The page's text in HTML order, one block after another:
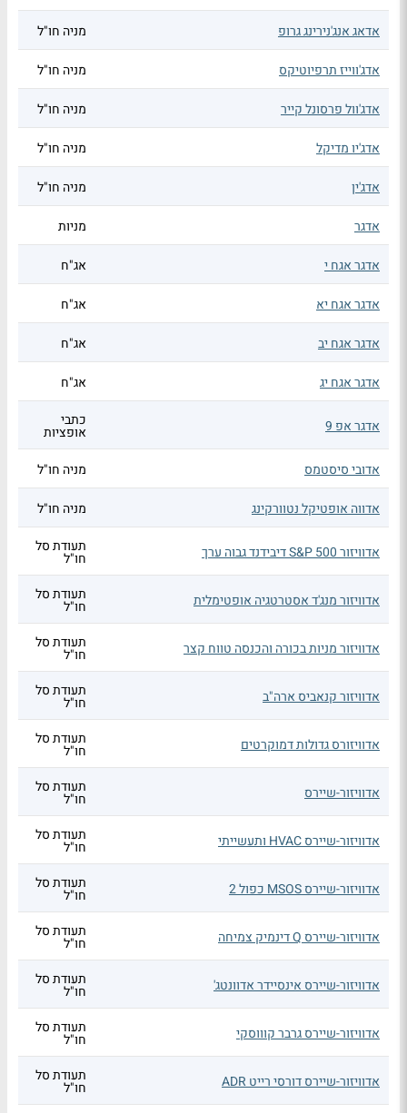
אדאג אנג'נירינג גרופ מניה חו"ל
אדג'ווייז תרפיוטיקס מניה חו"ל
אדג'וול פרסונל קייר מניה חו"ל
אדג'יו מדיקל מניה חו"ל
אדג'ין מניה חו"ל
אדגר מניות
אדגר אגח י אג"ח
אדגר אגח יא אג"ח
אדגר אגח יב אג"ח
אדגר אגח יג אג"ח
אדגר אפ 9 כתבי
אופציות
אדובי סיסטמס
מניה חו"ל
אדווה אופטיקל נטוורקינג מניה חו"ל
אדוויזור S&P 500 דיבידנד גבוה ערך תעודת סל
חו"ל
אדוויזור מנג'ד אסטרטגיה אופטימלית תעודת סל
חו"ל
אדוויזור מניות בכורה והכנסה טווח קצר תעודת סל
חו"ל
אדוויזור קנאביס ארה"ב תעודת סל
חו"ל
אדוויזורס גדולות דמוקרטים תעודת סל
חו"ל
אדוויזור-שיירס תעודת סל
חו"ל
אדוויזור-שיירס HVAC ותעשייתי תעודת סל
חו"ל
אדוויזור-שיירס MSOS כפול 2 תעודת סל
חו"ל
אדוויזור-שיירס Q דינמיק צמיחה תעודת סל
חו"ל
אדוויזור-שיירס אינסיידר אדוונטג' תעודת סל
חו"ל
אדוויזור-שיירס גרבר קוווסקי תעודת סל
חו"ל
אדוויזור-שיירס דורסי רייט ADR תעודת סל
חו"ל